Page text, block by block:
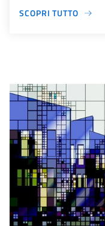
SCOPRI TUTTO